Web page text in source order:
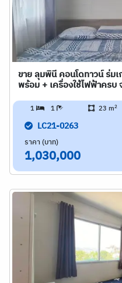
ขาย ลุมพินี คอนโดทาวน์ ร่ม
พร้อม + เครื่องใช้ไฟฟ้าคร
1 1 23 m2
LC21-0263
ราคา (บาท)
1,030,000